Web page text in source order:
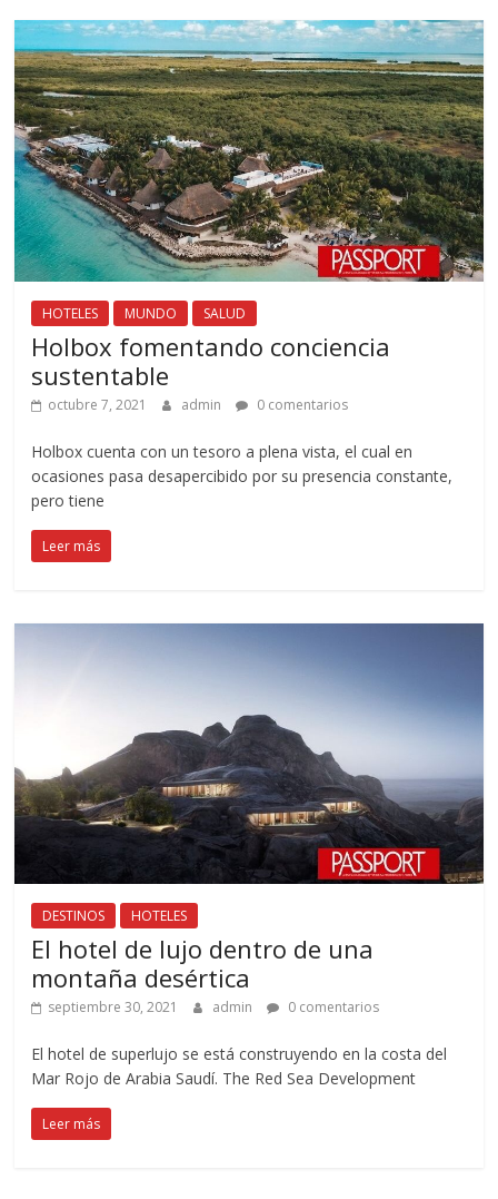
HOTELES MUNDO SALUD
Holbox fomentando conciencia
sustentable
octubre 7, 2021 admin 0 comentarios
Holbox cuenta con un tesoro a plena vista, el cual en
ocasiones pasa desapercibido por su presencia constante,
pero tiene
Leer más
DESTINOS HOTELES
El hotel de lujo dentro de una
montaña desértica
septiembre 30, 2021 admin 0 comentarios
El hotel de superlujo se está construyendo en la costa del
Mar Rojo de Arabia Saudí. The Red Sea Development
Leer más